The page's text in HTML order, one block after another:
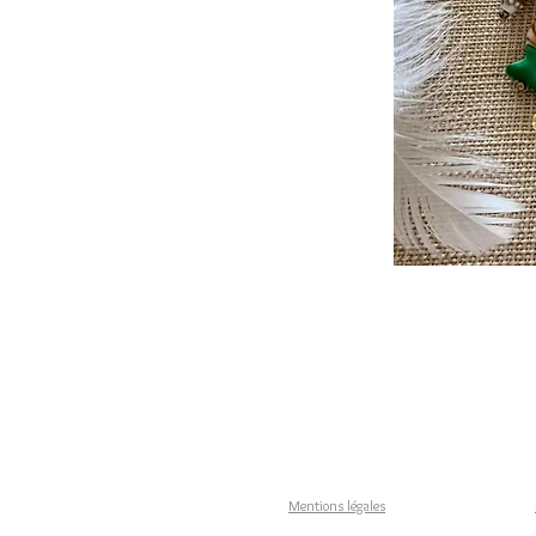
Mentions légales